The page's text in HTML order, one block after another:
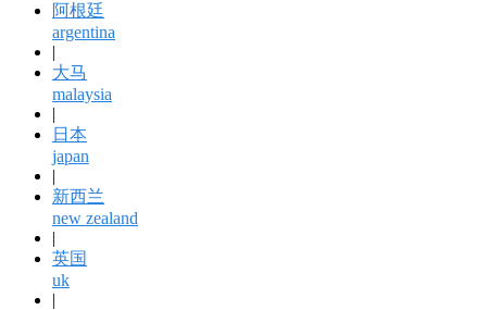
阿根廷
argentina
|
大马
malaysia
|
日本
japan
|
新西兰
new zealand
|
英国
uk
|